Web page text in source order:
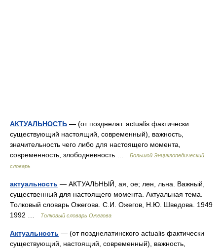
АКТУАЛЬНОСТЬ — (от позднелат. actualis фактически
существующий настоящий, современный), важность,
значительность чего либо для настоящего момента,
современность, злободневность …
Большой Энциклопедический
словарь
актуальность — АКТУАЛЬНЫЙ, ая, ое; лен, льна. Важный,
существенный для настоящего момента. Актуальная тема.
Толковый словарь Ожегова. С.И. Ожегов, Н.Ю. Шведова. 1949
1992 …
Толковый словарь Ожегова
Актуальность — (от позднелатинского actualis фактически
существующий, настоящий, современный), важность,